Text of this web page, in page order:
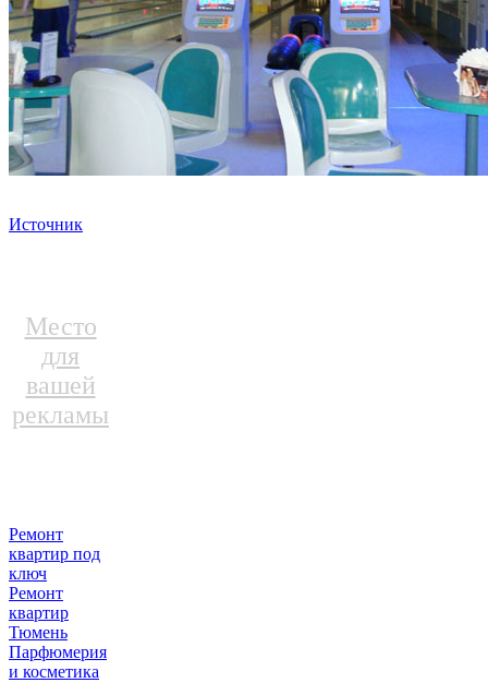
Источник
Место
для
вашей
рекламы
Ремонт
квартир под
ключ
Ремонт
квартир
Тюмень
Парфюмерия
и косметика